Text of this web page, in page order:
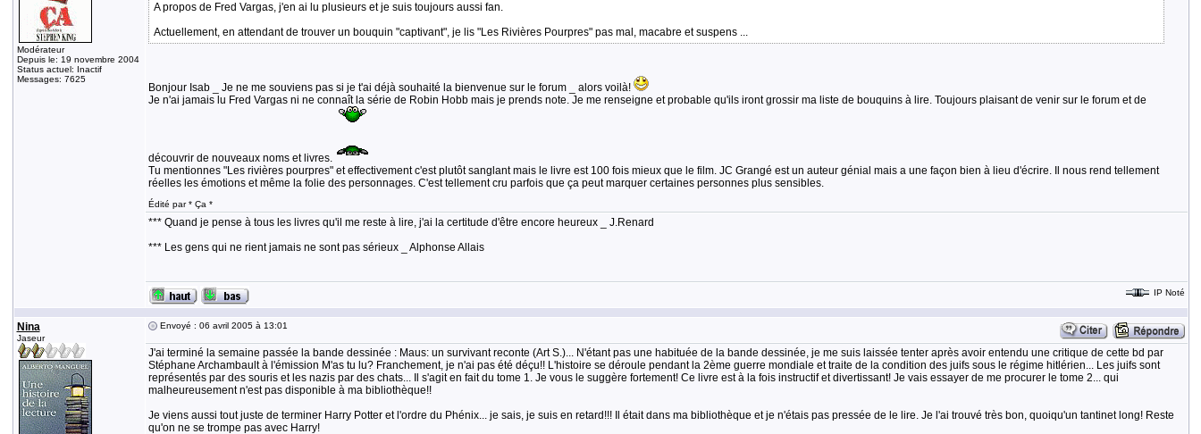
Modérateur
Depuis le: 19 novembre 2004
Status actuel: Inactif
Messages: 7625
A propos de Fred Vargas, j'en ai lu plusieurs et je suis toujours aussi fan.
Actuellement, en attendant de trouver un bouquin "captivant", je lis "Les Rivières Pourpres" pas mal, macabre et suspens ...
Bonjour Isab _ Je ne me souviens pas si je t'ai déjà souhaité la bienvenue sur le forum _ alors voilà!
Je n'ai jamais lu Fred Vargas ni ne connaît la série de Robin Hobb mais je prends note. Je me renseigne et probable qu'ils iront grossir ma liste de bouquins à lire. Toujours plaisant de venir sur le forum et de
découvrir de nouveaux noms et livres.
Tu mentionnes "Les rivières pourpres" et effectivement c'est plutôt sanglant mais le livre est 100 fois mieux que le film. JC Grangé est un auteur génial mais a une façon bien à lieu d'écrire. Il nous rend tellement
réelles les émotions et même la folie des personnages. C'est tellement cru parfois que ça peut marquer certaines personnes plus sensibles.
Édité par * Ça *
*** Quand je pense à tous les livres qu'il me reste à lire, j'ai la certitude d'être encore heureux _ J.Renard
*** Les gens qui ne rient jamais ne sont pas sérieux _ Alphonse Allais
IP Noté
Nina
Jaseur
Envoyé : 06 avril 2005 à 13:01
J'ai terminé la semaine passée la bande dessinée : Maus: un survivant reconte (Art S.)... N'étant pas une habituée de la bande dessinée, je me suis laissée tenter après avoir entendu une critique de cette bd par
Stéphane Archambault à l'émission M'as tu lu? Franchement, je n'ai pas été déçu!! L'histoire se déroule pendant la 2ème guerre mondiale et traite de la condition des juifs sous le régime hitlérien... Les juifs sont
représentés par des souris et les nazis par des chats... Il s'agit en fait du tome 1. Je vous le suggère fortement! Ce livre est à la fois instructif et divertissant! Je vais essayer de me procurer le tome 2... qui
malheureusement n'est pas disponible à ma bibliothèque!!
Je viens aussi tout juste de terminer Harry Potter et l'ordre du Phénix... je sais, je suis en retard!!! Il était dans ma bibliothèque et je n'étais pas pressée de le lire. Je l'ai trouvé très bon, quoiqu'un tantinet long! Reste
qu'on ne se trompe pas avec Harry!